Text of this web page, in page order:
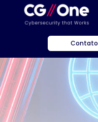
Contato